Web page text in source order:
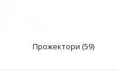
Прожектори (59)